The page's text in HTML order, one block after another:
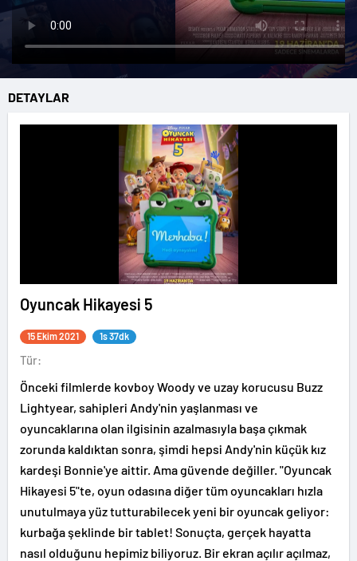
DETAYLAR
Oyuncak Hikayesi 5
15 Ekim 2021 1s 37dk
Tür:
Önceki filmlerde kovboy Woody ve uzay korucusu Buzz
Lightyear, sahipleri Andy'nin yaşlanması ve
oyuncaklarına olan ilgisinin azalmasıyla başa çıkmak
zorunda kaldıktan sonra, şimdi hepsi Andy'nin küçük kız
kardeşi Bonnie'ye aittir. Ama güvende değiller. "Oyuncak
Hikayesi 5"te, oyun odasına diğer tüm oyuncakları hızla
unutulmaya yüz tutturabilecek yeni bir oyuncak geliyor:
kurbağa şeklinde bir tablet! Sonuçta, gerçek hayatta
nasıl olduğunu hepimiz biliyoruz. Bir ekran açılır açılmaz,